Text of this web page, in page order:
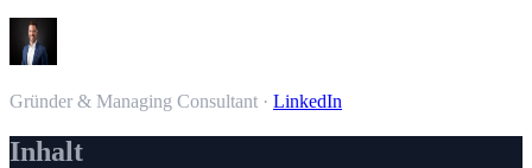
Gründer & Managing Consultant · LinkedIn
Inhalt